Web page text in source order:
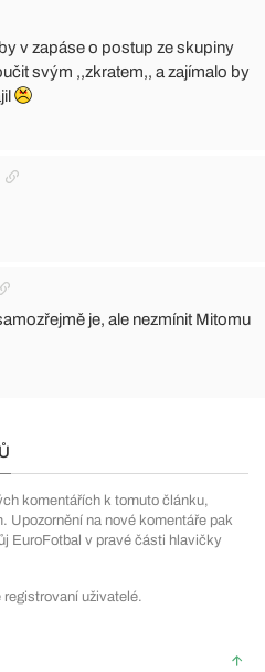
v zapáse o postup ze skupiny
svým ,,zkratem,, a zajímalo by
je, ale nezmínit Mitomu
komentářích k tomuto článku,
Upozornění na nové komentáře pak
EuroFotbal v pravé části hlavičky
uživatelé.